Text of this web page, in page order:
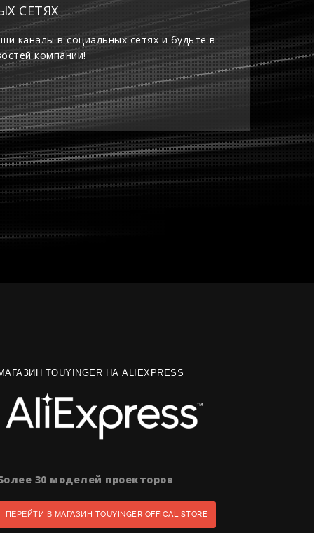
СЕТЯХ
каналы в социальных сетях и будьте в
компании!
TOUYINGER НА ALIEXPRESS
30 моделей проекторов
ПЕРЕЙТИ В МАГАЗИН TOUYINGER OFFICAL STORE